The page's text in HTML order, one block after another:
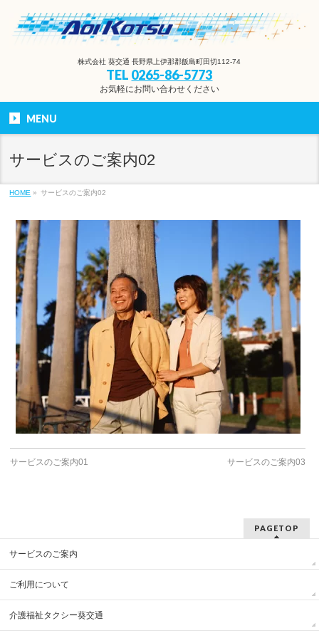
株式会社 葵交通 長野県上伊那郡飯島町田切112-74
TEL 0265-86-5773
お気軽にお問い合わせください
MENU
サービスのご案内02
HOME » サービスのご案内02
サービスのご案内01 サービスのご案内03
PAGETOP
サービスのご案内
ご利用について
介護福祉タクシー葵交通